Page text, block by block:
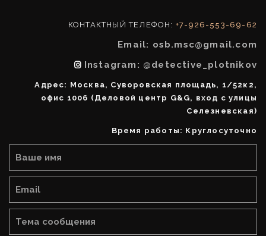
КОНТАКТНЫЙ ТЕЛЕФОН: +7-926-553-69-62
Email: osb.msc@gmail.com
Instagram: @detective_plotnikov
Адрес: Москва, Суворовская площадь, 1/52к2,
офис 1006 (Деловой центр G&G, вход с улицы
Селезневская)
Время работы: Круглосуточно